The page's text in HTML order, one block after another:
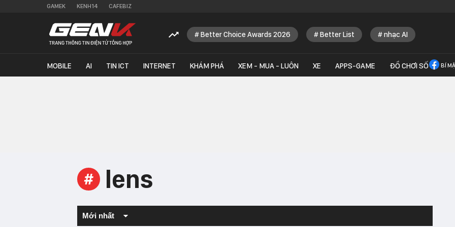
GAMEK KENH14 CAFEBIZ
Better Choice Awards 2026 Better List nhạc AI
MOBILE AI TIN ICT INTERNET KHÁM PHÁ XEM - MUA - LUÔN XE APPS-GAME ĐỒ CHƠI SỐ BÍ
# lens
Mới nhất